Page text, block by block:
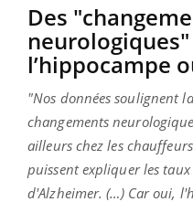
Des
l’hippocampe
"Nos données soulignent
changements
ailleurs chez les
puissent expliquer les
d'Alzheimer. (…) Car oui,